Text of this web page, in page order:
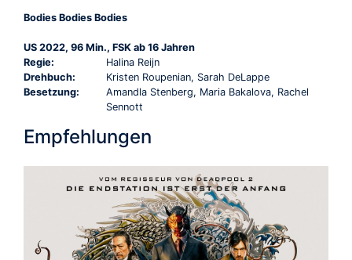
Bodies Bodies Bodies
US 2022, 96 Min., FSK ab 16 Jahren
Regie:
Halina Reijn
Drehbuch:
Kristen Roupenian, Sarah DeLappe
Besetzung:
Amandla Stenberg, Maria Bakalova, Rachel
Sennott
Empfehlungen